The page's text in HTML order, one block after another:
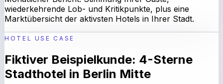
wiederkehrende Lob- und Kritikpunkte, plus eine
Marktübersicht der aktivsten Hotels in Ihrer Stadt.
HOTEL USE CASE
Fiktiver Beispielkunde: 4-Sterne
Stadthotel in Berlin Mitte